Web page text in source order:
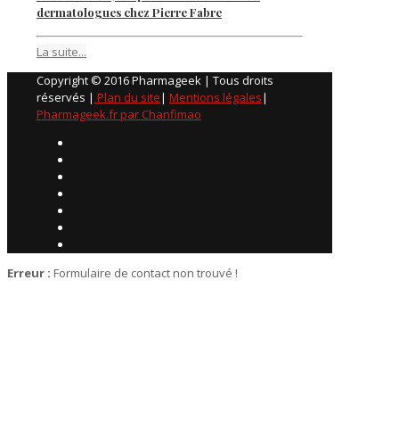
dermatologues chez Pierre Fabre
La suite...
Copyright © 2016 Pharmageek | Tous droits
réservés | Plan du site| Mentions légales|
Pharmageek.fr par Chanfimao
Erreur : Formulaire de contact non trouvé !